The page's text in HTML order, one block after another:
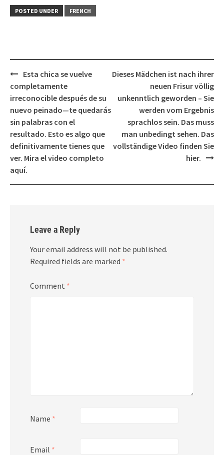
POSTED UNDER FRENCH
Post
navigation
Esta chica se vuelve
completamente
irreconocible después de su
nuevo peinado—te quedarás
sin palabras con el
resultado. Esto es algo que
definitivamente tienes que
ver. Mira el video completo
aquí.
Dieses Mädchen ist nach ihrer
neuen Frisur völlig
unkenntlich geworden – Sie
werden vom Ergebnis
sprachlos sein. Das muss
man unbedingt sehen. Das
vollständige Video finden Sie
hier.
Leave a Reply
Your email address will not be published.
Required fields are marked *
Comment *
Name *
Email *